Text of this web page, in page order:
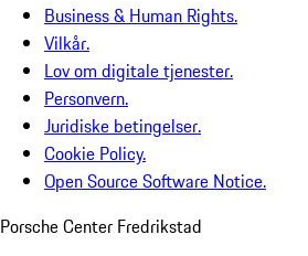
Business & Human Rights.
Vilkår.
Lov om digitale tjenester.
Personvern.
Juridiske betingelser.
Cookie Policy.
Open Source Software Notice.
Porsche Center Fredrikstad